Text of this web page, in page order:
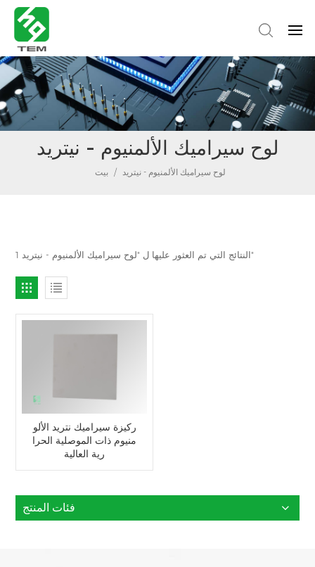
لوح سيراميك الألمنيوم - نيتريد
بيت / لوح سيراميك الألمنيوم - نيتريد
1 النتائج التي تم العثور عليها ل "لوح سيراميك الألمنيوم - نيتريد"
ركيزة سيراميك نتريد الألو
منيوم ذات الموصلية الحرا
رية العالية
فئات المنتج